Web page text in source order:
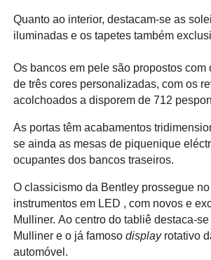
Quanto ao interior, destacam-se as
iluminadas e os tapetes também
Os bancos em pele são propostos com
de três cores personalizadas, com os
acolchoados a disporem de 712
As portas têm acabamentos
se ainda as mesas de piquenique
ocupantes dos bancos traseiros.
O classicismo da Bentley prossegue
instrumentos em LED , com novos e
Mulliner. Ao centro do tabliê destaca-
Mulliner e o já famoso displayrotativo
automóvel.